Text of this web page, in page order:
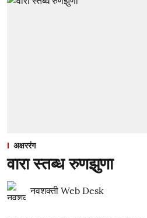
अक्षररंग
वारा स्तब्ध रुणझुणा
नवशक्ती Web Desk